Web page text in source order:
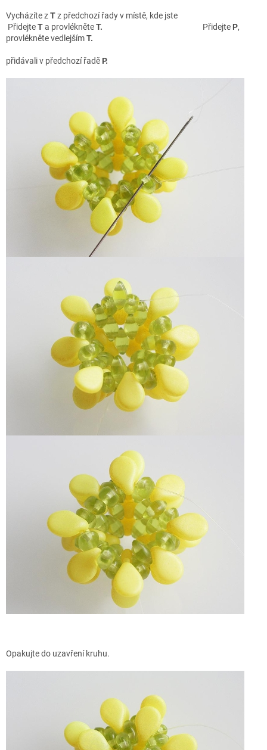
Vycházíte zTz předchozí řady v místě, kde jste
PřidejteTa provlékněteT. Přidejte P,
provlékněte vedlejšímT.
přidávali v předchozí řadě P.
Opakujte do uzavření kruhu.